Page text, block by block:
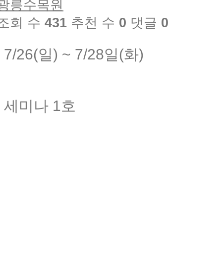
릉수목원
회 수 431 추천 수 0 댓글 0
7/26(일) ~ 7/28일(화)
세미나 1호